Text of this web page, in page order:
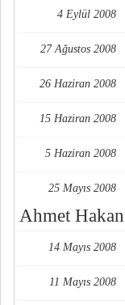
4 Eylül 2008
27 Ağustos 2008
26 Haziran 2008
15 Haziran 2008
5 Haziran 2008
25 Mayıs 2008
Ahmet Hakan
14 Mayıs 2008
11 Mayıs 2008